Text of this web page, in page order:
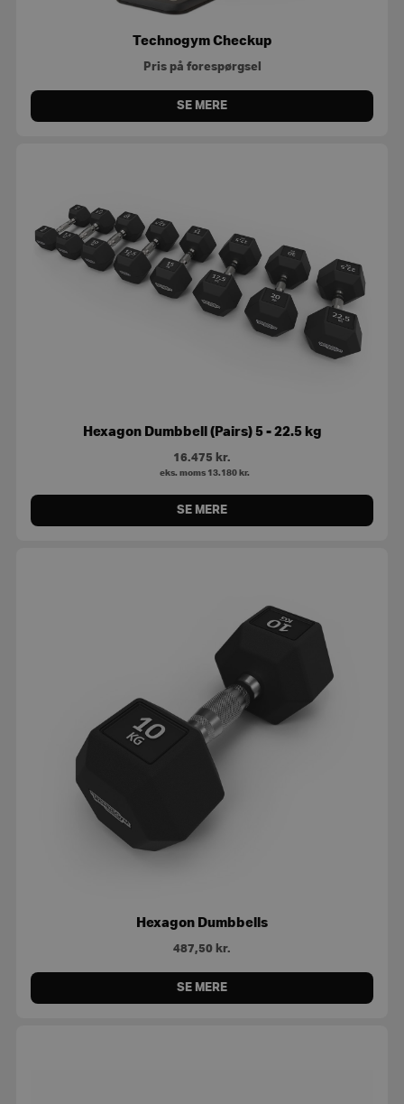
Technogym Checkup
Pris på forespørgsel
SE MERE
Hexagon Dumbbell (Pairs) 5 - 22.5 kg
16.475 kr.
eks. moms 13.180 kr.
SE MERE
Hexagon Dumbbells
487,50 kr.
SE MERE